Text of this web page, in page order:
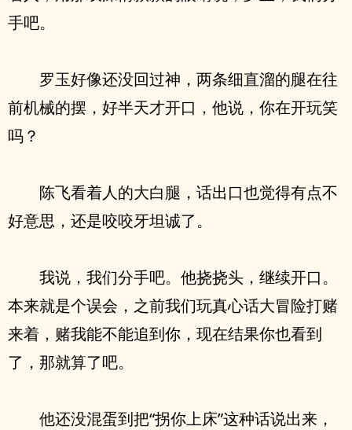
手吧。
罗玉好像还没回过神，两条细直溜的腿在往
前机械的摆，好半天才开口，他说，你在开玩笑
吗？
陈飞看着人的大白腿，话出口也觉得有点不
好意思，还是咬咬牙坦诚了。
我说，我们分手吧。他挠挠头，继续开口。
本来就是个误会，之前我们玩真心话大冒险打赌
来着，赌我能不能追到你，现在结果你也看到
了，那就算了吧。
他还没混蛋到把“拐你上床”这种话说出来，